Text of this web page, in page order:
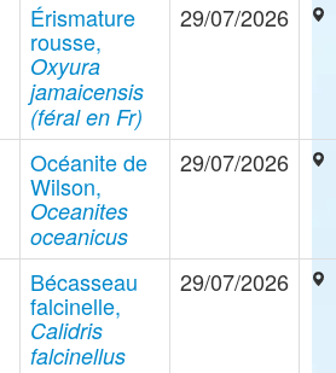
Érismature
rousse,
Oxyura
jamaicensis
(féral en Fr)
29/07/2026
Océanite de
Wilson,
Oceanites
oceanicus
29/07/2026
Bécasseau
falcinelle,
Calidris
falcinellus
29/07/2026